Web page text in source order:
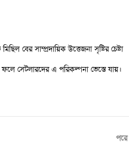
বের সাম্প্রদায়িক উত্তেজনা সৃষ্টির চেষ্টা
সেটলারদের এ পরিকল্পনা ভেস্তে যায়।
পরে